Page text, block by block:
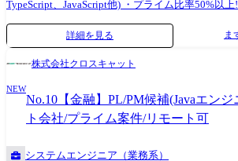
TypeScript、JavaScript他) ・プライム比率50%以上
参画できるプロジェクト多数!!)から保守まで、シ
く担当!大規模開発のPM、PLとしてスキルアップ
成)もお任せします!ご自身のがんばり次第で早期に
です!! 【特徴】 ◎要件定義～設計、開発、テスト、リリース後の運用・
保守にいたるまで一貫して担当できるプロジェク
詳細を見る ま
株式会社クロスキャット
NEW
No.10【金融】PL/PM候補(Javaエン
ト会社/プライム案件/リモート可
システムエンジニア（業務系）